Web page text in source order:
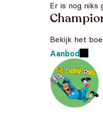
Er is nog niks
Bekijk het
Aanbod